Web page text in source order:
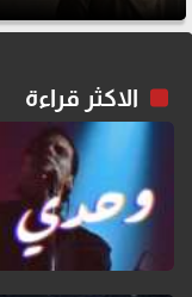
الاكثر قراءة